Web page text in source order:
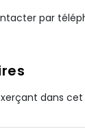
par
dans